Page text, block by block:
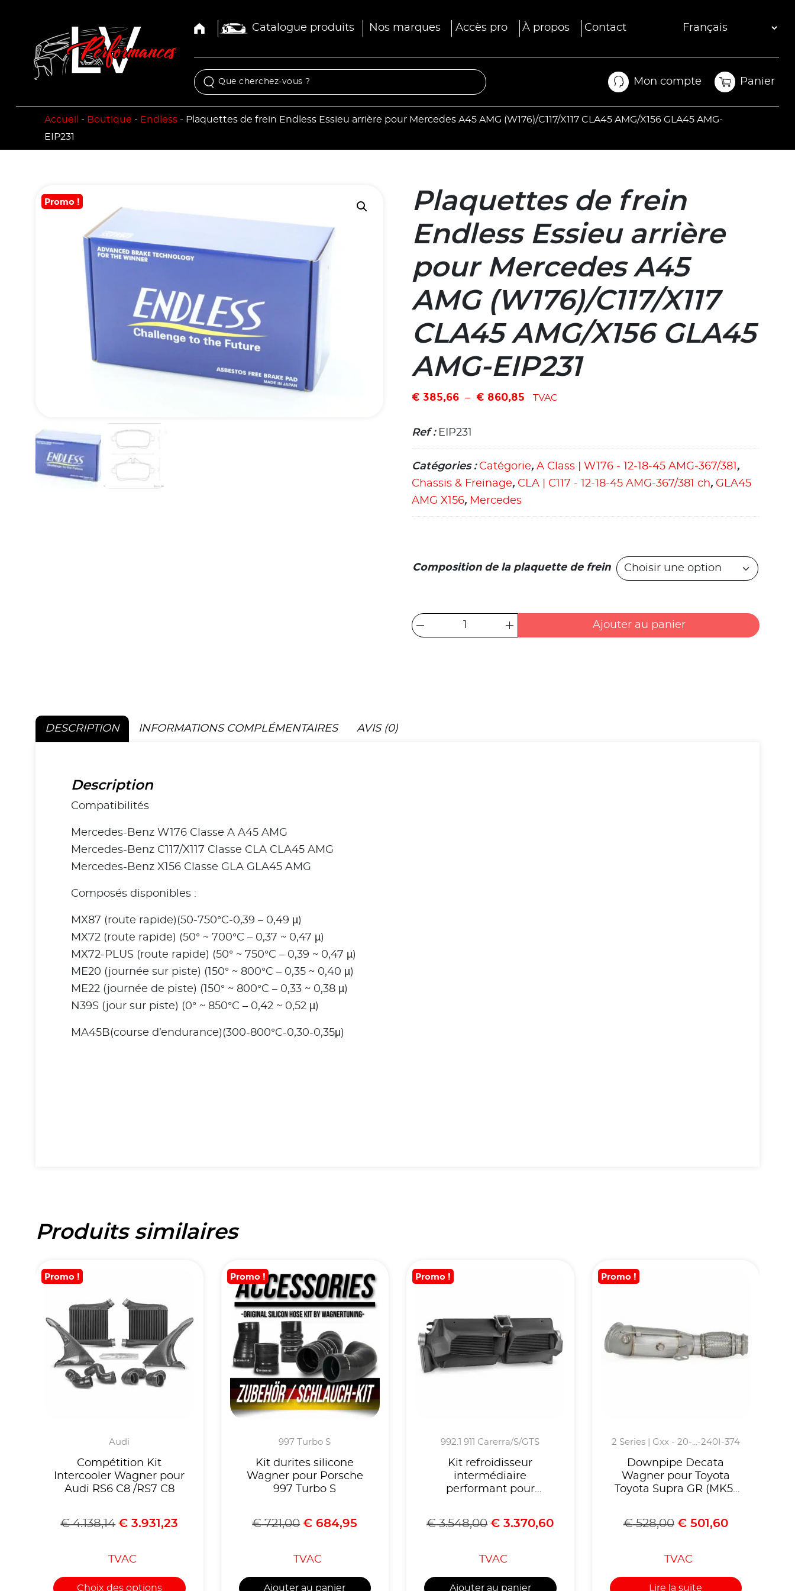
Catalogue produits Nos marques Accès pro À propos Contact
Mon compte
Mon compte
Panier
Panier
Accueil - Boutique - Endless - Plaquettes de frein Endless Essieu arrière pour Mercedes A45 AMG (W176)/C117/X117 CLA45 AMG/X156 GLA45 AMG-
EIP231
Promo !
Plaquettes de frein
Endless Essieu arrière
pour Mercedes A45
AMG (W176)/C117/X117
CLA45 AMG/X156 GLA45
AMG-EIP231
€ 385,66 – € 860,85 TVAC
Ref : EIP231
Catégories : Catégorie,A Class | W176 - 12-18-45 AMG-367/381 ,
Chassis & Freinage, CLA | C117 - 12-18-45 AMG-367/381 ch, GLA45
AMG X156, Mercedes
Composition de la plaquette de frein
Ajouter au panier
DESCRIPTION INFORMATIONS COMPLÉMENTAIRES AVIS (0)
Description
Compatibilités
Mercedes-Benz W176 Classe A A45 AMG
Mercedes-Benz C117/X117 Classe CLA CLA45 AMG
Mercedes-Benz X156 Classe GLA GLA45 AMG
Composés disponibles :
MX87 (route rapide)(50-750°C-0,39 – 0,49 µ)
MX72 (route rapide) (50° ~ 700°C – 0,37 ~ 0,47 µ)
MX72-PLUS (route rapide) (50° ~ 750°C – 0,39 ~ 0,47 µ)
ME20 (journée sur piste) (150° ~ 800°C – 0,35 ~ 0,40 µ)
ME22 (journée de piste) (150° ~ 800°C – 0,33 ~ 0,38 µ)
N39S (jour sur piste) (0° ~ 850°C – 0,42 ~ 0,52 µ)
MA45B(course d’endurance)(300-800°C-0,30-0,35μ)
Produits similaires
Promo !
Audi
Compétition Kit
Intercooler Wagner pour
Audi RS6 C8 /RS7 C8
€4.138,14 € 3.931,23
TVAC
Choix des options
Promo !
997 Turbo S
Kit durites silicone
Wagner pour Porsche
997 Turbo S
€721,00 € 684,95
TVAC
Ajouter au panier
Promo !
992.1 911 Carerra/S/GTS
Kit refroidisseur
intermédiaire
performant pour
€3.548,00 € 3.370,60
TVAC
Ajouter au panier
Promo !
2 Series | Gxx - 20-...-240I-374
Downpipe Decata
Wagner pour Toyota
Toyota Supra GR (MK5)
€528,00 €501,60
TVAC
Lire la suite